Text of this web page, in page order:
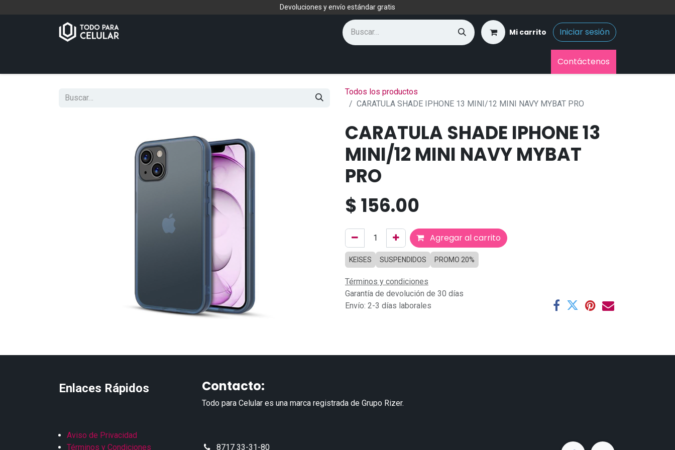
Devoluciones y envío estándar gratis
Mi carrito Iniciar sesión
Contáctenos
Todos los productos
CARATULA SHADE IPHONE 13 MINI/12 MINI NAVY MYBAT PRO
CARATULA SHADE IPHONE 13
MINI/12 MINI NAVY MYBAT
PRO
$156.00
Agregar al carrito
KEISES SUSPENDIDOS PROMO 20%
Términos y condiciones
Garantía de devolución de 30 días
Envío: 2-3 días laborales
Enlaces Rápidos Contacto:
Todo para Celular es una marca registrada de Grupo Rizer.
Aviso de Privacidad
Términos y Condiciones
8717 33-31-80